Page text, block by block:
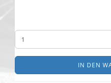
IN DEN